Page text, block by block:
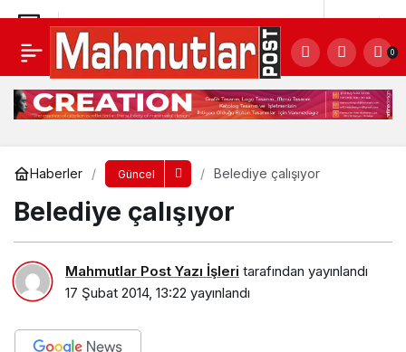
0
Haberler Güncel Belediye çalışıyor
Belediye çalışıyor
Mahmutlar Post Yazı İşleri tarafından yayınlandı
17 Şubat 2014, 13:22 yayınlandı
Belediye çalışıyor Yorum Yap